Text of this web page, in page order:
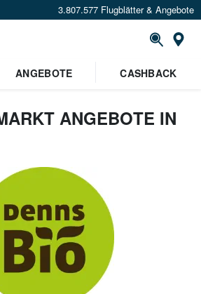
3.807.577 Flugblätter & Angebote
ANGEBOTE CASHBACK
ANGEBOTE IN